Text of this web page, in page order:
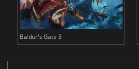
Baldur's Gate 3